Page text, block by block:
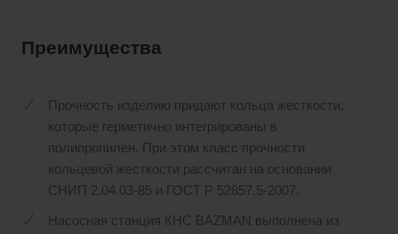
Преимущества
Прочность изделию придают кольца жесткости,
которые герметично интегрированы в
полипропилен. При этом класс прочности
кольцевой жесткости рассчитан на основании
СНИП 2.04.03-85 и ГОСТ Р 52857.5-2007.
Насосная станция КНС BAZMAN выполнена из